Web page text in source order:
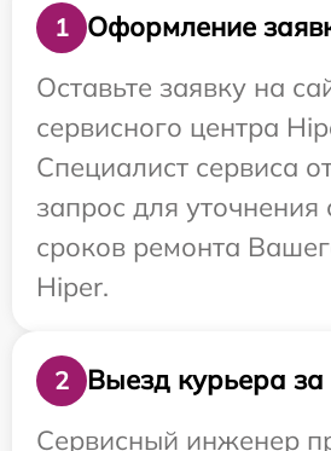
1
Оформление
Оставьте заявку на
сервисного центра
Специалист сервиса
запрос для уточнения
сроков ремонта
Hiper.
2
Выезд курьера за
Сервисный инженер